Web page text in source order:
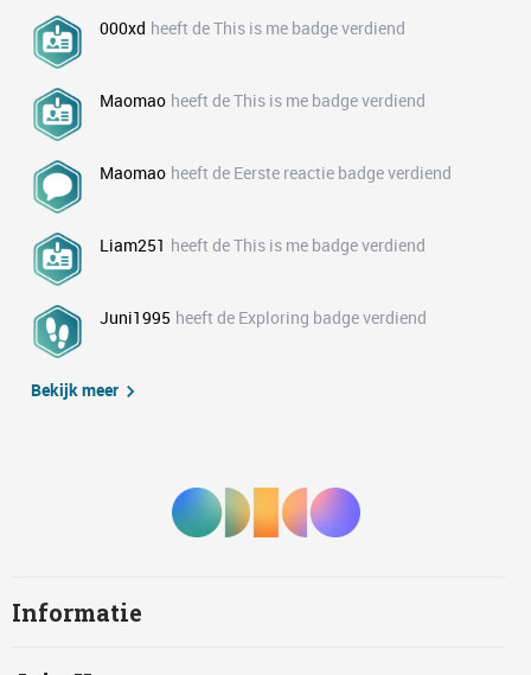
000xd heeft de This is me badge verdiend
Maomao heeft de This is me badge verdiend
Maomao heeft de Eerste reactie badge verdiend
Liam251 heeft de This is me badge verdiend
Juni1995 heeft de Exploring badge verdiend
Bekijk meer
Informatie